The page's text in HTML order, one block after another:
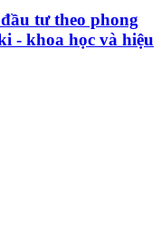
tư theo phong
- khoa học và hiệu